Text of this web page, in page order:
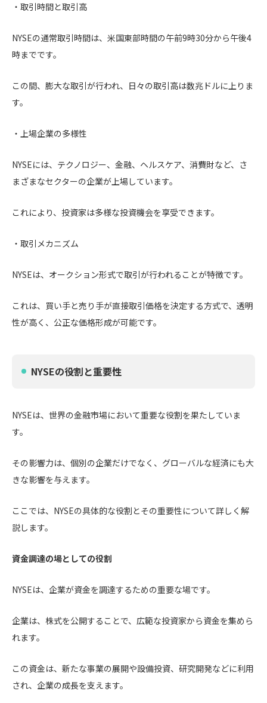
・取引時間と取引高
NYSEの通常取引時間は、米国東部時間の午前9時30分から午後4
時までです。
この間、膨大な取引が行われ、日々の取引高は数兆ドルに上りま
す。
・上場企業の多様性
NYSEには、テクノロジー、金融、ヘルスケア、消費財など、さ
まざまなセクターの企業が上場しています。
これにより、投資家は多様な投資機会を享受できます。
・取引メカニズム
NYSEは、オークション形式で取引が行われることが特徴です。
これは、買い手と売り手が直接取引価格を決定する方式で、透明
性が高く、公正な価格形成が可能です。
NYSEの役割と重要性
NYSEは、世界の金融市場において重要な役割を果たしていま
す。
その影響力は、個別の企業だけでなく、グローバルな経済にも大
きな影響を与えます。
ここでは、NYSEの具体的な役割とその重要性について詳しく解
説します。
資金調達の場としての役割
NYSEは、企業が資金を調達するための重要な場です。
企業は、株式を公開することで、広範な投資家から資金を集めら
れます。
この資金は、新たな事業の展開や設備投資、研究開発などに利用
され、企業の成長を支えます。